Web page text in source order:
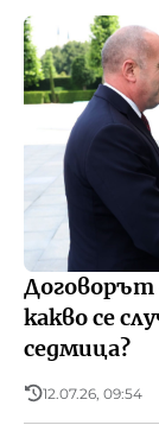
какво се
седмица?
12.07.26, 09:54